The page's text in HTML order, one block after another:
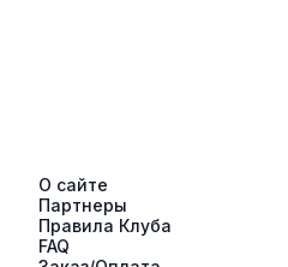
О сайте
Партнеры
Правила Клуба
FAQ